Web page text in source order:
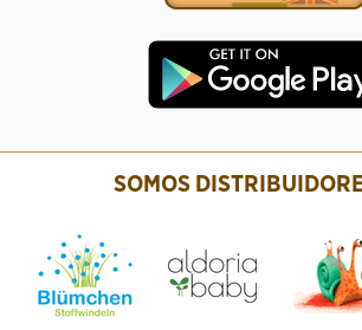
SOMOS